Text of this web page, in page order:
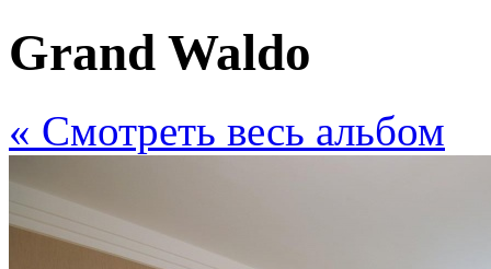
Grand Waldo
« Cмотреть весь альбом